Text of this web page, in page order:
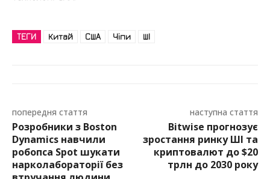
ТЕГИ Китай США Чіпи ШІ
попередня стаття
Розробники з Boston
Dynamics навчили
робопса Spot шукати
нарколабораторії без
наступна стаття
Bitwise прогнозує
зростання ринку ШІ та
криптовалют до $20
трлн до 2030 року